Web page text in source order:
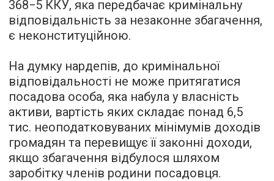
368−5 ККУ, яка передбачає кримінальну
відповідальність за незаконне збагачення,
є неконституційною.
На думку нардепів, до кримінальної
відповідальності не може притягатися
посадова особа, яка набула у власність
активи, вартість яких складає понад 6,5
тис. неоподатковуваних мінімумів доходів
громадян та перевищує її законні доходи,
якщо збагачення відбулося шляхом
заробітку членів родини посадовця.